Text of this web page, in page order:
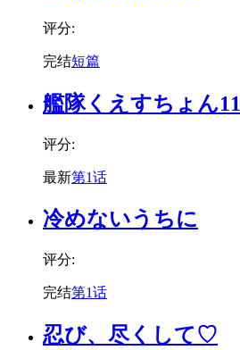
评分:
完结短篇
艦隊くえすちょん11
评分:
最新第1话
冷めないうちに
评分:
完结第1话
忍び、尽くして♡